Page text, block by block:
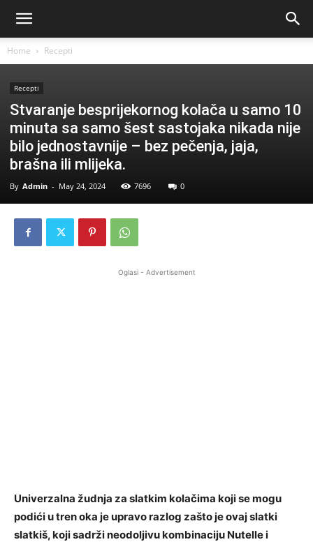
Home Recepti
Recepti
Stvaranje besprijekornog kolača u samo 10
minuta sa samo šest sastojaka nikada nije
bilo jednostavnije – bez pečenja, jaja,
brašna ili mlijeka.
By Admin - May 24, 2024 7696 0
Oglasi - Advertisement
Univerzalna žudnja za slatkim kolačima koji se mogu
podići u tren oka je upravo razlog zašto je ovaj slatki
slatkiš, koji sadrži neodoljivu kombinaciju Nutelle i